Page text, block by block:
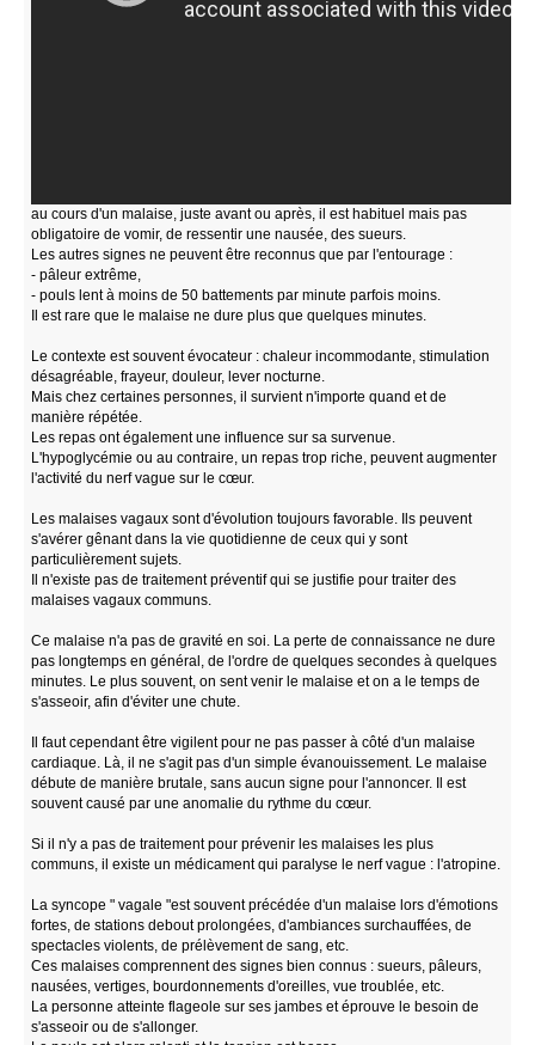
au cours d'un malaise, juste avant ou après, il est habituel mais pas
obligatoire de vomir, de ressentir une nausée, des sueurs.
Les autres signes ne peuvent être reconnus que par l'entourage :
- pâleur extrême,
- pouls lent à moins de 50 battements par minute parfois moins.
Il est rare que le malaise ne dure plus que quelques minutes.
Le contexte est souvent évocateur : chaleur incommodante, stimulation
désagréable, frayeur, douleur, lever nocturne.
Mais chez certaines personnes, il survient n'importe quand et de
manière répétée.
Les repas ont également une influence sur sa survenue.
L'hypoglycémie ou au contraire, un repas trop riche, peuvent augmenter
l'activité du nerf vague sur le cœur.
Les malaises vagaux sont d'évolution toujours favorable. Ils peuvent
s'avérer gênant dans la vie quotidienne de ceux qui y sont
particulièrement sujets.
Il n'existe pas de traitement préventif qui se justifie pour traiter des
malaises vagaux communs.
Ce malaise n'a pas de gravité en soi. La perte de connaissance ne dure
pas longtemps en général, de l'ordre de quelques secondes à quelques
minutes. Le plus souvent, on sent venir le malaise et on a le temps de
s'asseoir, afin d'éviter une chute.
Il faut cependant être vigilent pour ne pas passer à côté d'un malaise
cardiaque. Là, il ne s'agit pas d'un simple évanouissement. Le malaise
débute de manière brutale, sans aucun signe pour l'annoncer. Il est
souvent causé par une anomalie du rythme du cœur.
Si il n'y a pas de traitement pour prévenir les malaises les plus
communs, il existe un médicament qui paralyse le nerf vague : l'atropine.
La syncope " vagale "est souvent précédée d'un malaise lors d'émotions
fortes, de stations debout prolongées, d'ambiances surchauffées, de
spectacles violents, de prélèvement de sang, etc.
Ces malaises comprennent des signes bien connus : sueurs, pâleurs,
nausées, vertiges, bourdonnements d'oreilles, vue troublée, etc.
La personne atteinte flageole sur ses jambes et éprouve le besoin de
s'asseoir ou de s'allonger.